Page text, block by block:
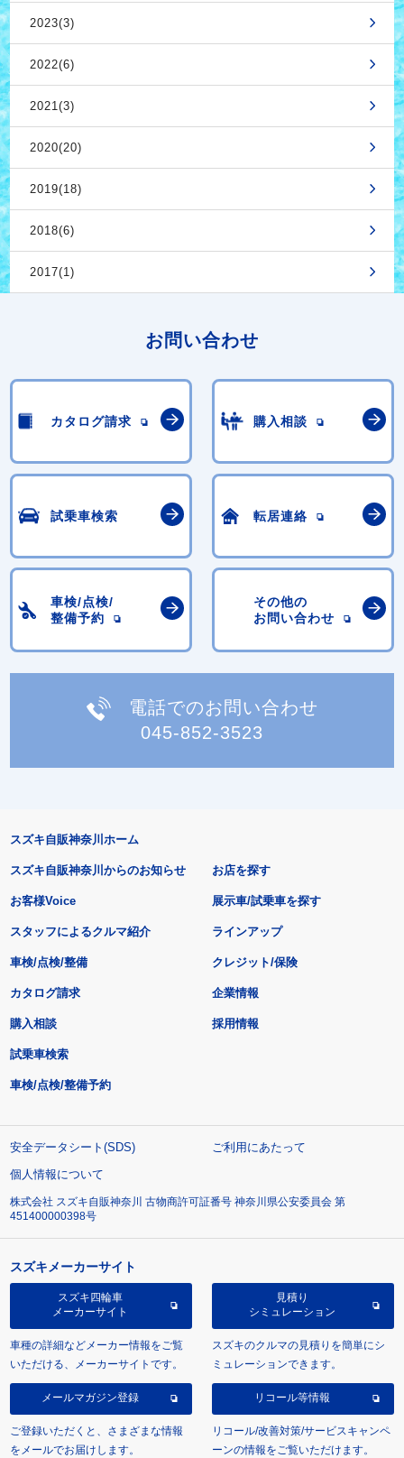
2023(3)
2022(6)
2021(3)
2020(20)
2019(18)
2018(6)
2017(1)
お問い合わせ
カタログ請求 購入相談
試乗車検索 転居連絡
車検/点検/
整備予約
その他の
お問い合わせ
電話でのお問い合わせ
045-852-3523
スズキ自販神奈川ホーム
スズキ自販神奈川からのお知らせ
お客様Voice
スタッフによるクルマ紹介
お店を探す
展示車/試乗車を探す
ラインアップ
車検/点検/整備 クレジット/保険
カタログ請求
購入相談
試乗車検索
車検/点検/整備予約
企業情報
採用情報
安全データシート(SDS)
ご利用にあたって
個人情報について
株式会社 スズキ自販神奈川 古物商許可証番号 神奈川県公安委員会 第
451400000398号
スズキメーカーサイト
スズキ四輪車
メーカーサイト
車種の詳細などメーカー情報をご覧
いただける、メーカーサイトです。
見積り
シミュレーション
スズキのクルマの見積りを簡単にシ
ミュレーションできます。
メールマガジン登録
ご登録いただくと、さまざまな情報
をメールでお届けします。
リコール等情報
リコール/改善対策/サービスキャンペ
ーンの情報をご覧いただけます。